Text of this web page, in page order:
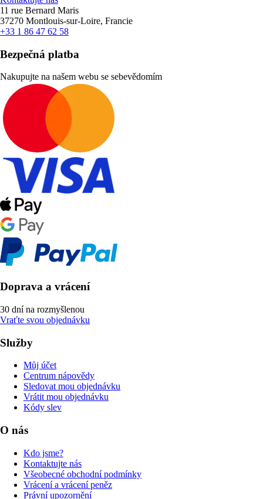
11 rue Bernard Maris
37270 Montlouis-sur-Loire, Francie
+33 1 86 47 62 58
Bezpečná platba
Nakupujte na našem webu se sebevědomím
Doprava a vrácení
30 dní na rozmyšlenou
Vraťte svou objednávku
Služby
Můj účet
Centrum nápovědy
Sledovat mou objednávku
Vrátit mou objednávku
Kódy slev
O nás
Kdo jsme?
Kontaktujte nás
Všeobecné obchodní podmínky
Vrácení a vrácení peněz
Právní upozornění